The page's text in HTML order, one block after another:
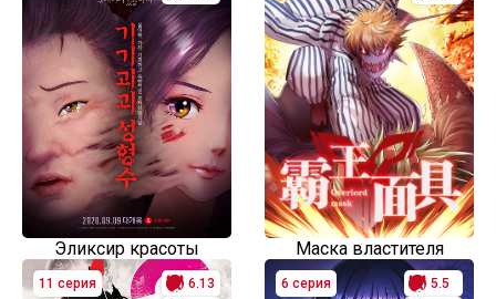
Эликсир красоты Маска властителя
11 серия
6.13
6 серия
5.5